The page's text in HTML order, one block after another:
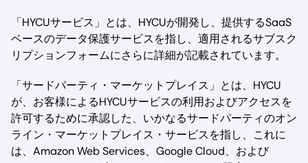
「HYCUサービス」とは、HYCUが開発し、提供するSaaS
ベースのデータ保護サービスを指し、適用されるサブスク
リプションフォームにさらに詳細が記載されています。
「サードパーティ・マーケットプレイス」とは、HYCU
が、お客様によるHYCUサービスの利用およびアクセスを
許可するために承認した、いかなるサードパーティのオン
ライン・マーケットプレイス・サービスを指し、これに
は、Amazon Web Services、Google Cloud、および